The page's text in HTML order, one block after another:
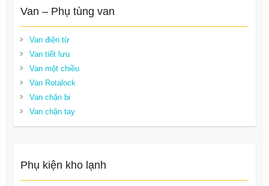
Van – Phụ tùng van
Van điện từ
Van tiết lưu
Van một chiều
Van Rotalock
Van chặn bi
Van chặn tay
Phụ kiện kho lạnh